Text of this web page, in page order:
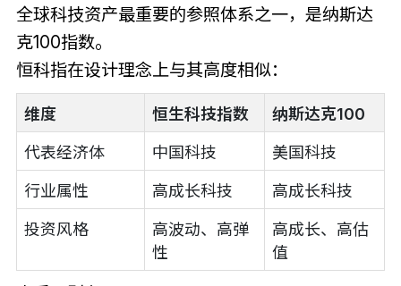
全球科技资产最重要的参照体系之一，是纳斯达
克100指数。
恒科指在设计理念上与其高度相似：
维度 恒生科技指数 纳斯达克100
代表经济体 中国科技 美国科技
行业属性 高成长科技 高成长科技
投资风格
高波动、高弹
性
高成长、高估
值